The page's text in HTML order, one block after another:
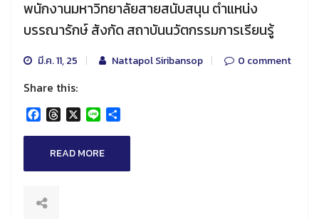
พนักงานมหาวิทยาลัยสายสนับสนุน ตำแหน่ง
บรรณารักษ์ สังกัด สถาบันนวัตกรรมการเรียนรู้
มี.ค. 11, 25 Nattapol Siribansop 0 comment
Share this:
Facebook
Threads
X Line
READ MORE